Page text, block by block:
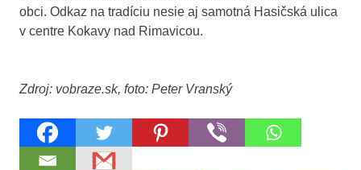
obci. Odkaz na tradíciu nesie aj samotná Hasičská ulica
v centre Kokavy nad Rimavicou.
Zdroj: vobraze.sk, foto: Peter Vranský